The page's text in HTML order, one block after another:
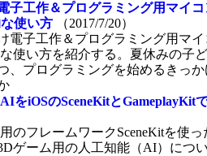
子工作＆プログラミング用マイ
使い方 （2017/7/20）
電子工作＆プログラミング用マイ
使い方を紹介する。夏休みの子
、プログラミングを始めるきっ
をiOSのSceneKitとGameplayKit
のフレームワークSceneKitを使
ゲーム用の人工知能（AI）につ